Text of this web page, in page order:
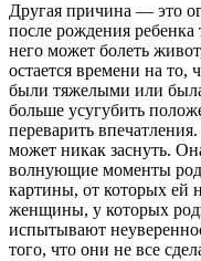
Другая причина — это
после рождения ребенка
него может болеть
остается времени на
были тяжелыми или
больше усугубить
переварить
может никак заснуть.
волнующие моменты
картины, от которых ей
женщины, у которых
испытывают
того, что они не все